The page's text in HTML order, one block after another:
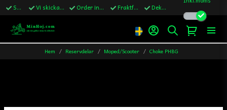
Snabba leveranser Vi skickar till Sverige,Danmark & Finland Order innan kl.13 skickas samma vardag Fraktfritt över 1200kr till Sverige Dekaler ingår i alla ordrar
Hem Reservdelar Moped/Scooter Choke PHBG